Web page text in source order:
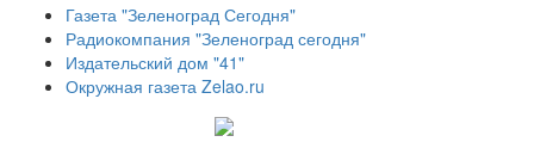
Газета "Зеленоград Сегодня"
Радиокомпания "Зеленоград сегодня"
Издательский дом "41"
Окружная газета Zelao.ru